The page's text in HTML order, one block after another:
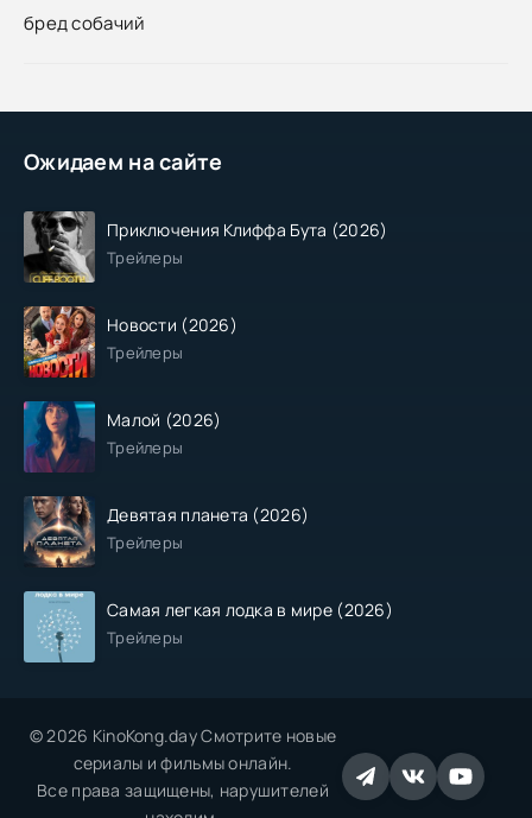
Ожидаем на сайте
Приключения Клиффа Бута (2026)
Трейлеры
Новости (2026)
Трейлеры
Малой (2026)
Трейлеры
Девятая планета (2026)
Трейлеры
Самая легкая лодка в мире (2026)
Трейлеры
бред собачий
© 2026 KinoKong.day Смотрите новые
сериалы и фильмы онлайн.
Все права защищены, нарушителей